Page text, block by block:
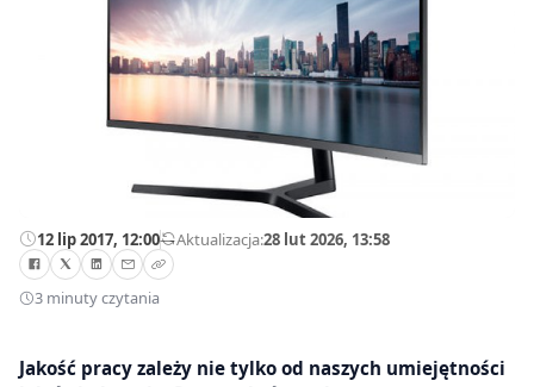
12 lip 2017, 12:00—Aktualizacja:28 lut 2026, 13:58
3 minuty czytania
Jakość pracy zależy nie tylko od naszych umiejętności